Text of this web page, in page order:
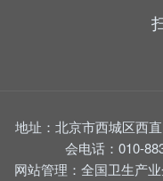
地址：北京市西城区西
会电话：010-
网站管理：全国卫生产